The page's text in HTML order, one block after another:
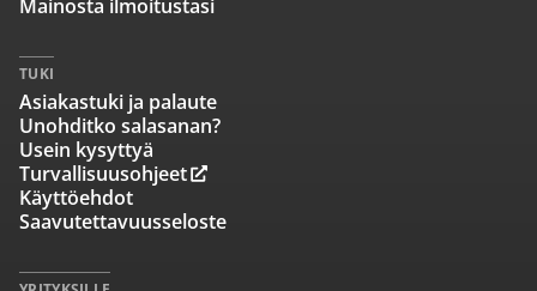
Mainosta ilmoitustasi
TUKI
Asiakastuki ja palaute
Unohditko salasanan?
Usein kysyttyä
Turvallisuusohjeet
Käyttöehdot
Saavutettavuusseloste